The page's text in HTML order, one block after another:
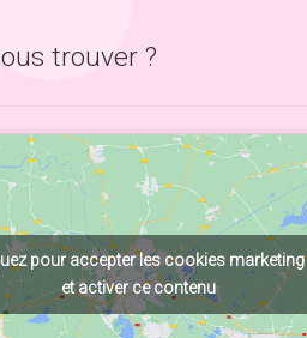
trouver ?
pour accepter les cookies marketing
et activer ce contenu